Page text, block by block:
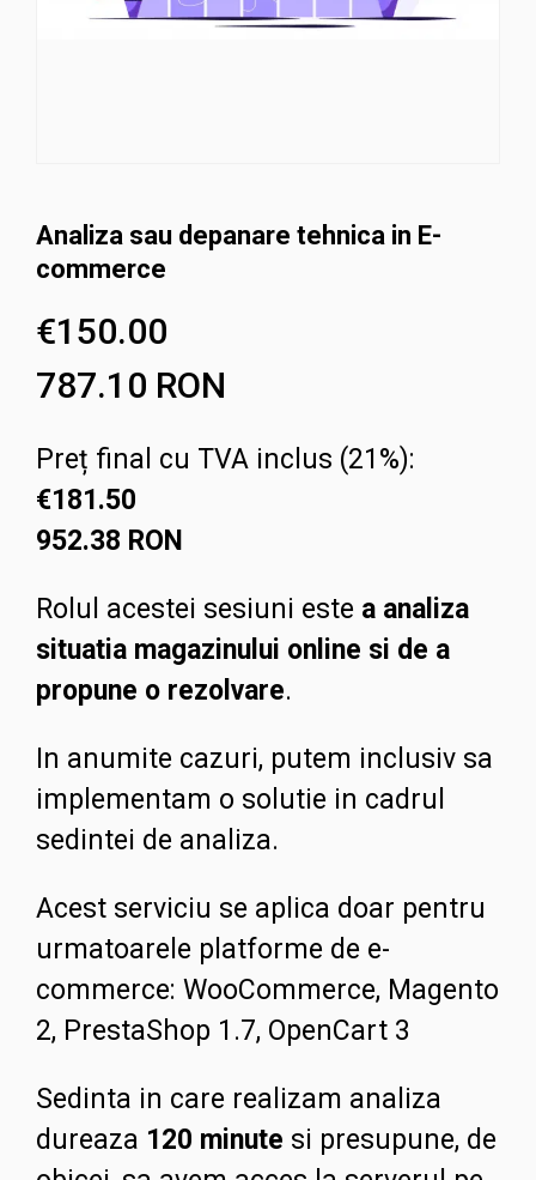
Analiza sau depanare tehnica in E-
commerce
€150.00
787.10 RON
Preț final cu TVA inclus (21%):
€181.50
952.38 RON
Rolul acestei sesiuni este a analiza
situatia magazinului online si de a
propune o rezolvare.
In anumite cazuri, putem inclusiv sa
implementam o solutie in cadrul
sedintei de analiza.
Acest serviciu se aplica doar pentru
urmatoarele platforme de e-
commerce: WooCommerce, Magento
2, PrestaShop 1.7, OpenCart 3
Sedinta in care realizam analiza
dureaza 120 minute si presupune, de